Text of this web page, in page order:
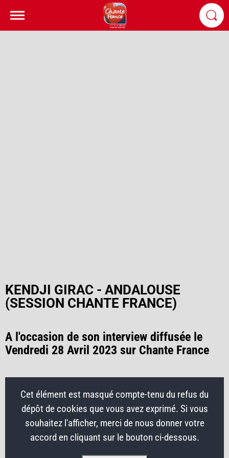
KENDJI GIRAC - ANDALOUSE
(SESSION CHANTE FRANCE)
A l'occasion de son interview diffusée le
Vendredi 28 Avril 2023 sur Chante France
Cet élément est masqué compte-tenu du refus du
dépôt de cookies que vous avez exprimé. Si vous
souhaitez l'afficher, merci de nous donner votre
accord en cliquant sur le bouton ci-dessous.